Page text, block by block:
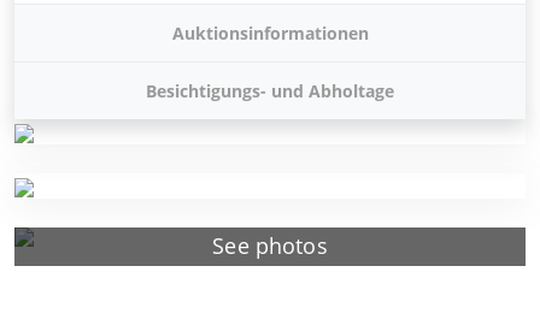
See photos
Auktionsinformationen
Besichtigungs- und Abholtage